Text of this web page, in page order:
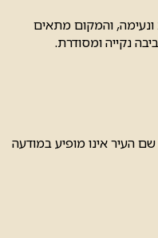
ונעימה, והמקום מתאים
נקייה ומסודרת.
מטר מהים. שם העיר אינו מופיע במודעה